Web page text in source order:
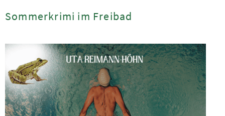
Sommerkrimi im Freibad